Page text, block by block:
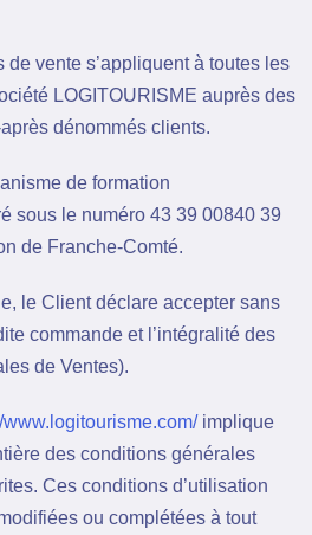
de vente s’appliquent à toutes les
LOGITOURISME auprès des
dénommés clients.
de formation
sous le numéro 43 39 00840 39
de Franche-Comté.
le Client déclare accepter sans
commande et l’intégralité des
de Ventes).
www.logitourisme.com/implique
des conditions générales
Ces conditions d’utilisation
ou complétées à tout